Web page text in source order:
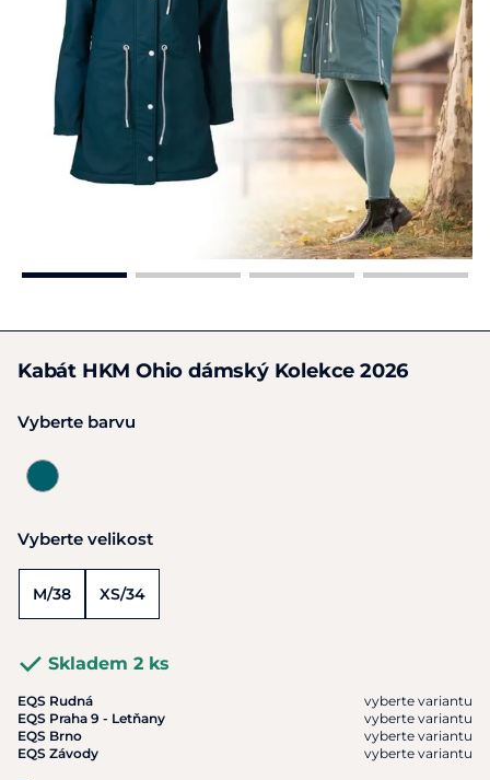
Kabát HKM Ohio dámský Kolekce 2026
Vyberte barvu
Vyberte velikost
M/38 XS/34
Skladem 2 ks
EQS Rudná
vyberte variantu
EQS Praha 9 - Letňany
vyberte variantu
EQS Brno
vyberte variantu
EQS Závody
vyberte variantu